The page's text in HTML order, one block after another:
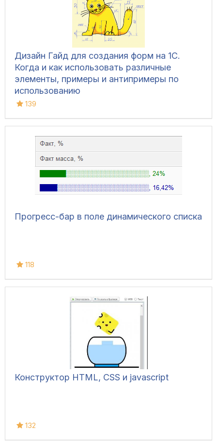
Дизайн Гайд для создания форм на 1С.
Когда и как использовать различные
элементы, примеры и антипримеры по
использованию
139
Прогресс-бар в поле динамического списка
118
Конструктор HTML, CSS и javascript
132